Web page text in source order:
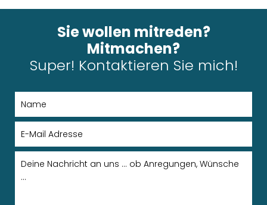
Sie wollen mitreden?
Mitmachen?
Super! Kontaktieren Sie mich!